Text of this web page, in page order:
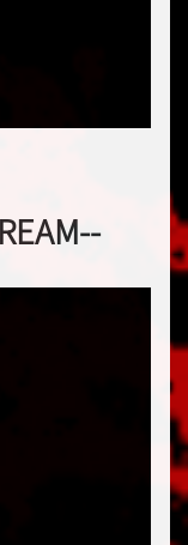
--REVISION THE DREAM--